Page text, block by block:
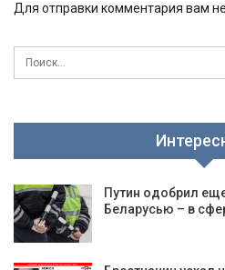
Для отправки комментария вам
Путин одобрил
Беларусью – в